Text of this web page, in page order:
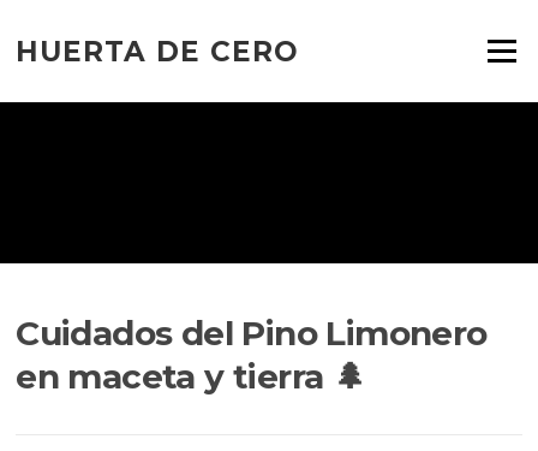
contenido
HUERTA DE CERO Menú
Cuidados del Pino Limonero
en maceta y tierra 🌲